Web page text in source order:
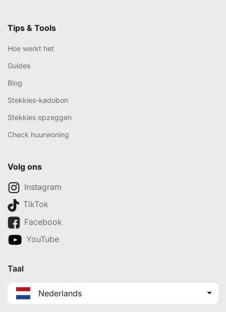
Tips & Tools
Hoe werkt het
Guides
Blog
Stekkies-kadobon
Stekkies opzeggen
Check huurwoning
Volg ons
Instagram
TikTok
Facebook
YouTube
Taal
Nederlands